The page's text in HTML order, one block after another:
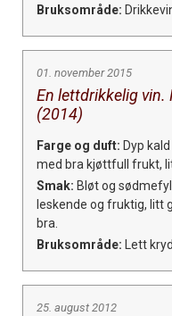
Bruksområde:
01. november 2015
En lettdrikkelig vin.
(2014)
Farge og duft: Dyp
med bra kjøttfull frukt,
Smak: Bløt og
leskende og fruktig, litt
bra.
Bruksområde: Lett
25. august 2012